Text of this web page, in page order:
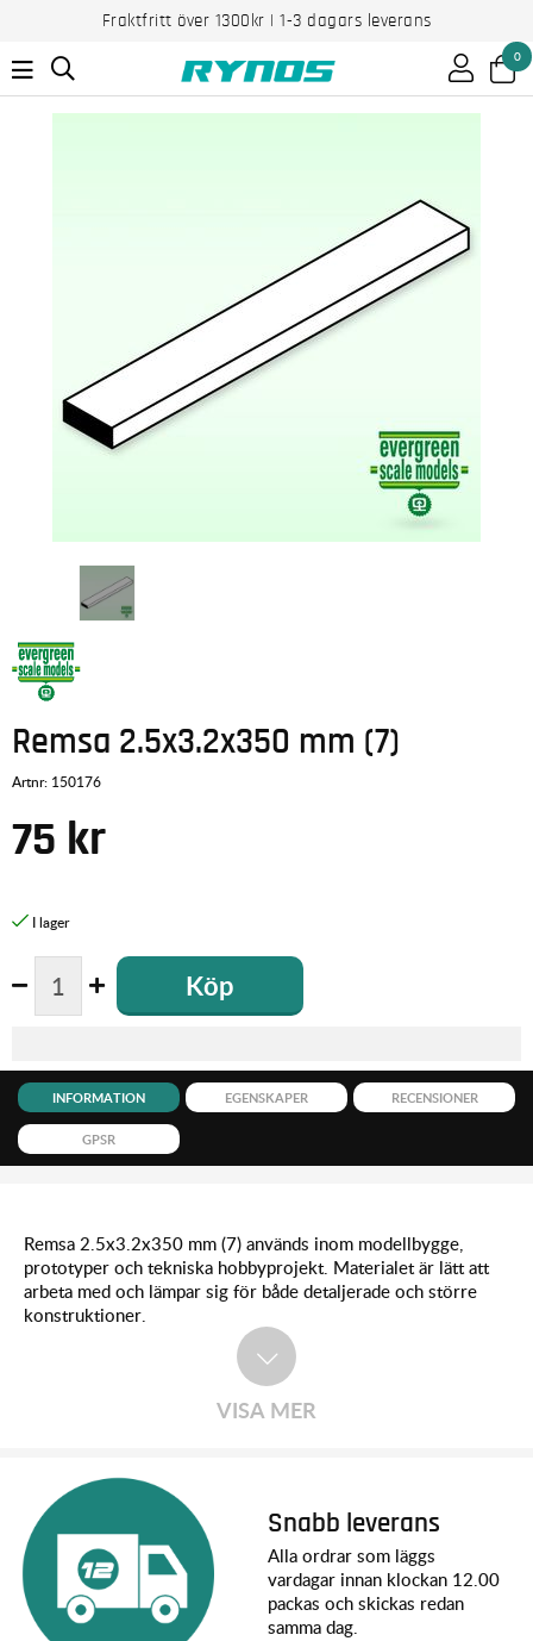
Fraktfritt över 1300kr | 1-3 dagars leverans
0
Remsa 2.5x3.2x350 mm (7)
Artnr: 150176
75 kr
Köp
INFORMATION EGENSKAPER RECENSIONER
GPSR
Remsa 2.5x3.2x350 mm (7) används inom modellbygge,
prototyper och tekniska hobbyprojekt. Materialet är lätt att
arbeta med och lämpar sig för både detaljerade och större
konstruktioner.
VISA MER
Snabb leverans
Alla ordrar som läggs
vardagar innan klockan 12.00
packas och skickas redan
samma dag.